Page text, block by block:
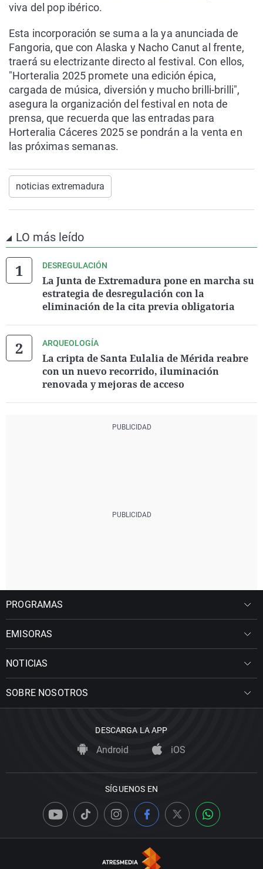
viva del pop ibérico.
Esta incorporación se suma a la ya anunciada de
Fangoria, que con Alaska y Nacho Canut al frente,
traerá su electrizante directo al festival. Con ellos,
"Horteralia 2025 promete una edición épica,
cargada de música, diversión y mucho brilli-brilli",
asegura la organización del festival en nota de
prensa, que recuerda que las entradas para
Horteralia Cáceres 2025 se pondrán a la venta en
las próximas semanas.
noticias extremadura
LO más leído
DESREGULACIÓN
La Junta de Extremadura pone en marcha su
estrategia de desregulación con la
eliminación de la cita previa obligatoria
ARQUEOLOGÍA
La cripta de Santa Eulalia de Mérida reabre
con un nuevo recorrido, iluminación
renovada y mejoras de acceso
PROGRAMAS
EMISORAS
NOTICIAS
SOBRE NOSOTROS
DESCARGA LA APP
Android iOS
SÍGUENOS EN